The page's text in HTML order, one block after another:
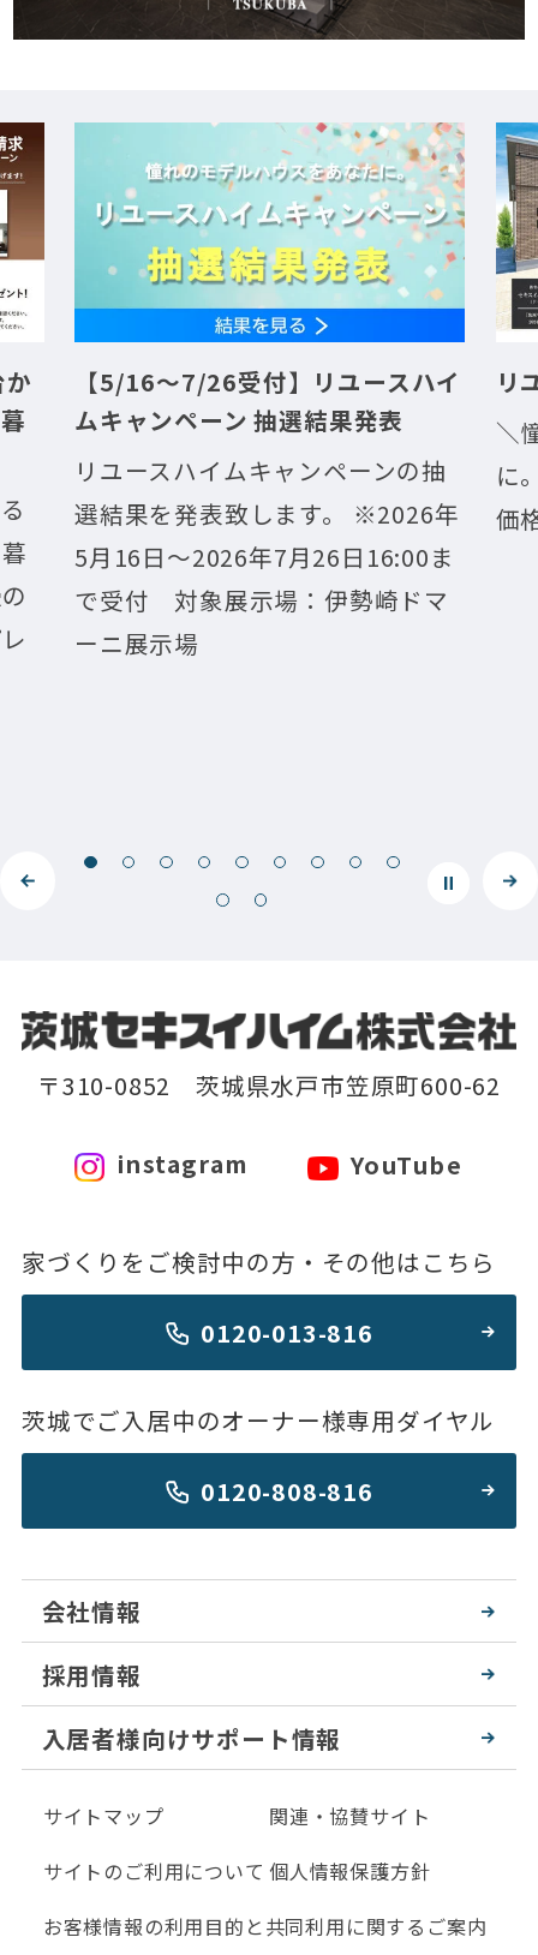
ースハイ
発表
ーンの抽
※2026年
日16:00ま
勢崎ドマ
リユースハイムキャンペーン
＼憧れのモデルハウスをあなた
に。／ 抽選で１名様に「リユー
価格」でお譲りいたします。
〒310-0852 茨城県水戸市笠原町600-62
instagram YouTube
家づくりをご検討中の方・その他はこちら
0120-013-816
茨城でご入居中のオーナー様専用ダイヤル
0120-808-816
会社情報
採用情報
入居者様向けサポート情報
サイトマップ
関連・協賛サイト
サイトのご利用について 個人情報保護方針
お客様情報の利用目的と共同利用に関するご案内